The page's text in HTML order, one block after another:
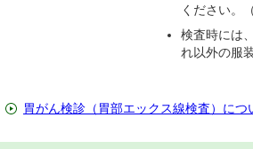
ください。
検査時には
れ以外の服
胃がん検診（胃部エックス線検査）につ